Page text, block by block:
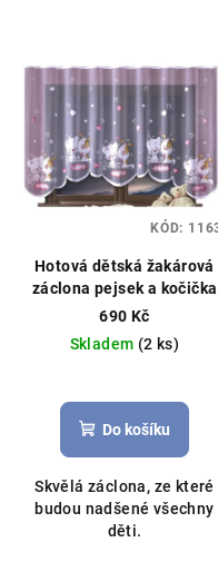
Hotová dětská žakárová
záclona pejsek a kočička
300x150cm bílá
690 Kč
Skladem (2 ks)
Do košíku
Skvělá záclona, ze které
budou nadšené všechny
děti.
KÓD: